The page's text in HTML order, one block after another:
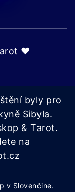
♥
byly pro
Sibyla.
& Tarot.
na
v Slovenčine.